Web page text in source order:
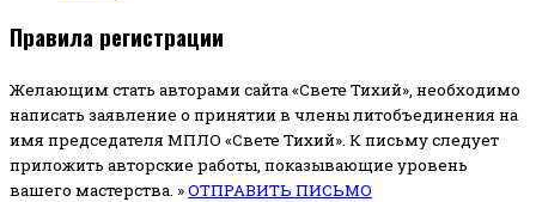
Правила регистрации
Желающим стать авторами сайта «Свете Тихий», необходимо
написать заявление о принятии в члены литобъединения на
имя председателя МПЛО «Свете Тихий». К письму следует
приложить авторские работы, показывающие уровень
вашего мастерства. »ОТПРАВИТЬ ПИСЬМО